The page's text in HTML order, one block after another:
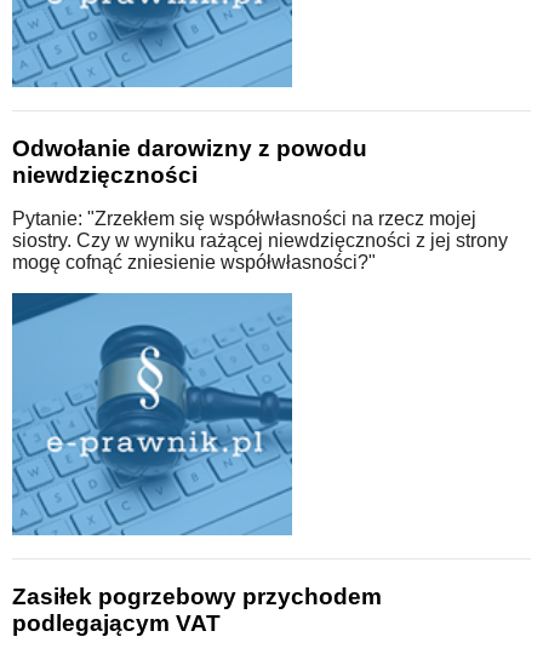
Odwołanie darowizny z powodu
niewdzięczności
Pytanie: "Zrzekłem się współwłasności na rzecz mojej
siostry. Czy w wyniku rażącej niewdzięczności z jej strony
mogę cofnąć zniesienie współwłasności?"
Zasiłek pogrzebowy przychodem
podlegającym VAT